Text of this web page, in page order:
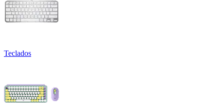
Teclados